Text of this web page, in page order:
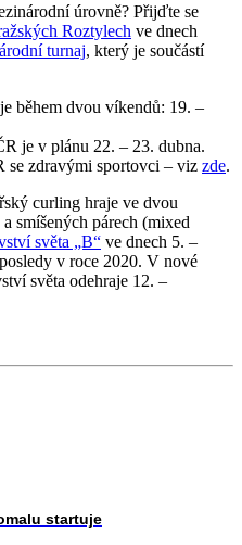
úrovně? Přijďte se
Roztylech ve dnech
turnaj, který je součástí
během dvou víkendů: 19. –
je v plánu 22. – 23. dubna.
se zdravými sportovci – viz zde.
curling hraje ve dvou
smíšených párech (mixed
světa „B“ ve dnech 5. –
v roce 2020. V nové
světa odehraje 12. –
startuje